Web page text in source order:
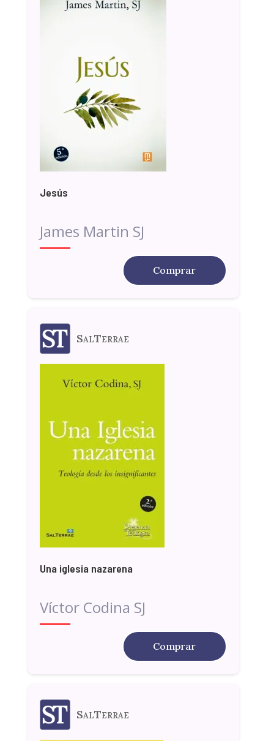
Jesús
James Martin SJ
Comprar
SalTerrae
Una iglesia nazarena
Víctor Codina SJ
Comprar
SalTerrae